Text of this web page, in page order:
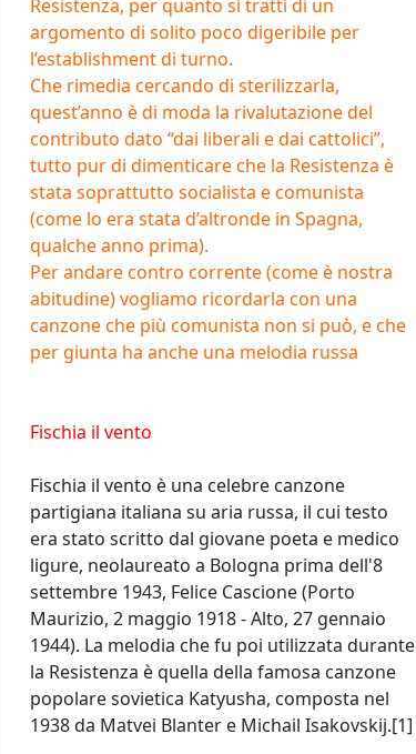
Resistenza, per quanto si tratti di un
argomento di solito poco digeribile per
l’establishment di turno.
Che rimedia cercando di sterilizzarla,
quest’anno è di moda la rivalutazione del
contributo dato “dai liberali e dai cattolici”,
tutto pur di dimenticare che la Resistenza è
stata soprattutto socialista e comunista
(come lo era stata d’altronde in Spagna,
qualche anno prima).
Per andare contro corrente (come è nostra
abitudine) vogliamo ricordarla con una
canzone che più comunista non si può, e che
per giunta ha anche una melodia russa
Fischia il vento
Fischia il vento è una celebre canzone
partigiana italiana su aria russa, il cui testo
era stato scritto dal giovane poeta e medico
ligure, neolaureato a Bologna prima dell'8
settembre 1943, Felice Cascione (Porto
Maurizio, 2 maggio 1918 - Alto, 27 gennaio
1944). La melodia che fu poi utilizzata durante
la Resistenza è quella della famosa canzone
popolare sovietica Katyusha, composta nel
1938 da Matvei Blanter e Michail Isakovskij.[1]